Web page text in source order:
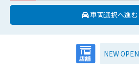
車両選択へ進む
NEW OPEN